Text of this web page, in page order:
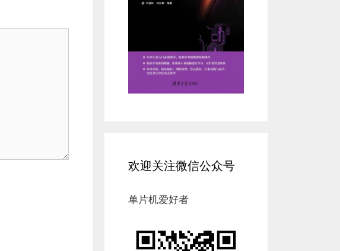
欢迎关注微信公众号
单片机爱好者